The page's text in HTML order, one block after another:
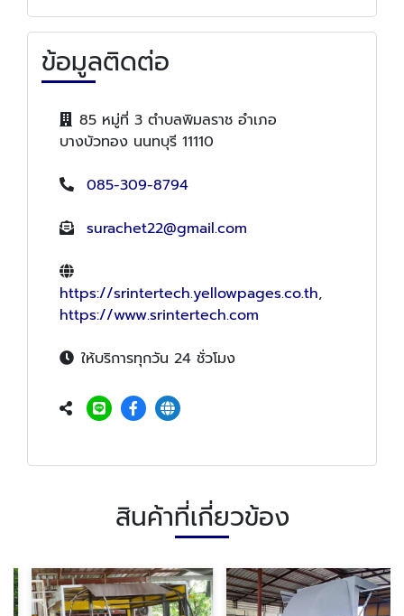
ข้อมูลติดต่อ
85 หมู่ที่ 3 ตำบลพิมลราช อำเภอ
บางบัวทอง นนทบุรี 11110
085-309-8794
surachet22@gmail.com
https://srintertech.yellowpages.co.th,
https://www.srintertech.com
ให้บริการทุกวัน 24 ชั่วโมง
สินค้าที่เกี่ยวข้อง